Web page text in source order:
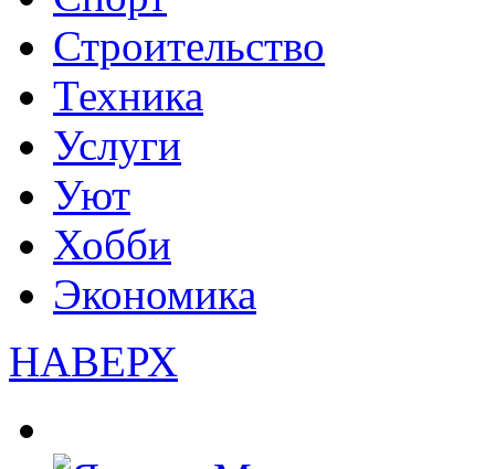
Строительство
Техника
Услуги
Уют
Хобби
Экономика
НАВЕРХ